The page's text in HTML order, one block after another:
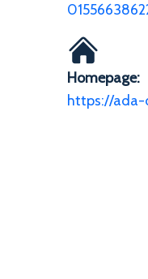
Homepage:
https://ada-